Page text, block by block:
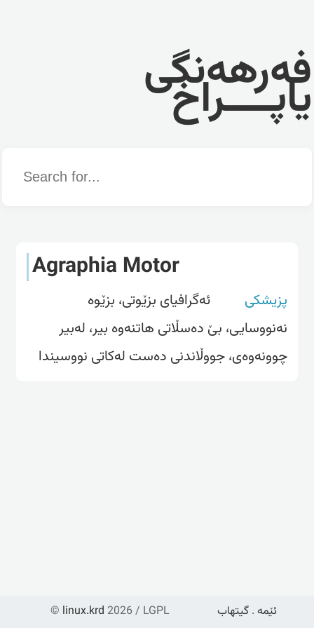
فەرهەنگی
یاپــــراخ
Word
Agraphia Motor
پزیشکی
ئەگرافیای بزێوتی، بزێوە
نەنووسایی، بێ دەسڵاتی هاتنەوە بیر، لەبیر
چوونەوەی، جووڵاندنی دەست لەکاتی نووسیندا
© linux.krd 2026 / LGPL ئێمە . گیتهاب